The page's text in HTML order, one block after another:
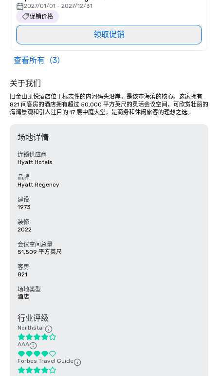
2027/01/01 - 2027/12/31
促销价格
领取促销
查看所有（3）
关于我们
旧金山凯悦酒店位于标志性的内河码头沿岸，是该市海滨的核心。这家拥有
821 间客房的酒店拥有超过 50,000 平方英尺的灵活会议空间，可欣赏壮丽的
海湾景观和引人注目的 17 层中庭大堂，是商务和休闲旅客的理想之选。
场地详情
连锁供应商
Hyatt Hotels
品牌
Hyatt Regency
建设
1973
装修
2022
会议空间总量
51,509 平方英尺
客房
821
场地类型
酒店
行业评级
Northstar
AAA
Forbes Travel Guide